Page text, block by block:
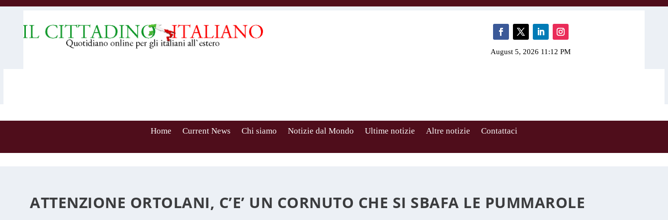
August 5, 2026 11:12 PM
Home Current News Chi siamo Notizie dal Mondo Ultime notizie Altre notizie Contattaci
ATTENZIONE ORTOLANI, C’E’ UN CORNUTO CHE SI SBAFA LE PUMMAROLE